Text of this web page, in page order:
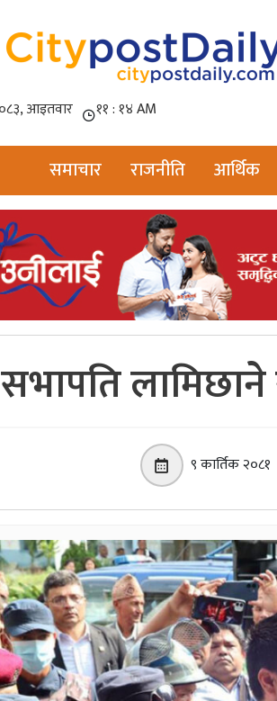
समाचार राजनीति आर्थिक
सभापति
९ कार्तिक २०८१